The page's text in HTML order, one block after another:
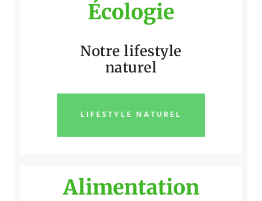
Écologie
Notre lifestyle
naturel
LIFESTYLE NATUREL
Alimentation